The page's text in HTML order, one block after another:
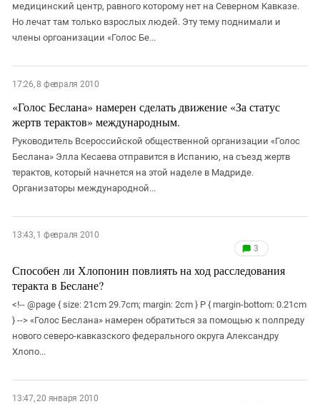
медицинский центр, равного которому нет на Северном Кавказе.
Но лечат там только взрослых людей. Эту тему поднимали и
члены оргоанизации «Голос Бе...
17:26, 8 февраля 2010
«Голос Беслана» намерен сделать движение «За статус
жертв терактов» международным.
Руководитель Всероссийской общественной организации «Голос
Беслана» Элла Кесаева отправится в Испанию, на съезд жертв
терактов, который начнется на этой наделе в Мадриде.
Организаторы международной...
13:43, 1 февраля 2010
3
Способен ли Хлопонин повлиять на ход расследования
теракта в Беслане?
<!-- @page { size: 21cm 29.7cm; margin: 2cm } P { margin-bottom: 0.21cm
} --> «Голос Беслана» намерен обратиться за помощью к полпреду
нового северо-кавказского федерального округа Александру
Хлопо...
13:47, 20 января 2010